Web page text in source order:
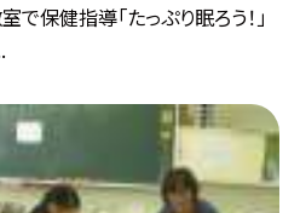
で保健指導「たっぷり眠ろう！」